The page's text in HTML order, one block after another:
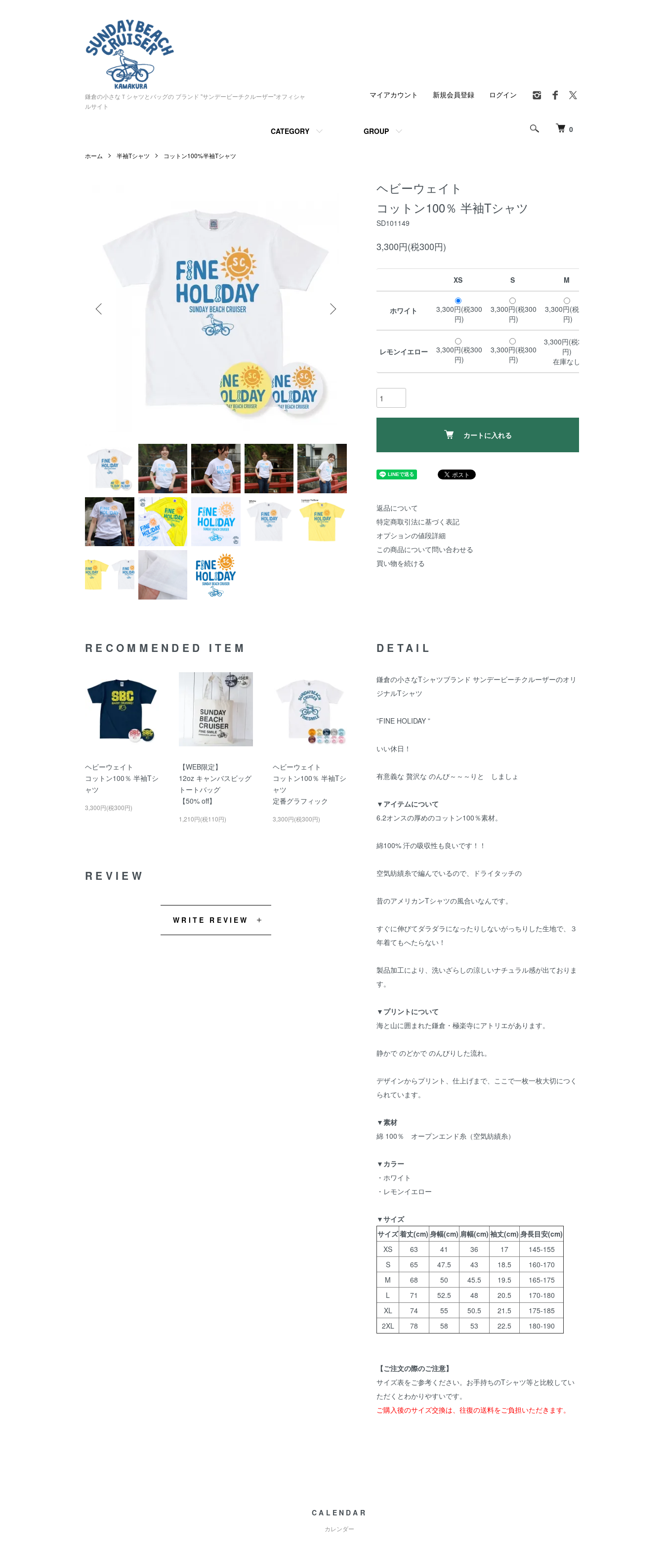
鎌倉の小さなＴシャツとバッグの ブランド "サンデービーチクルーザー"オフィシャ
ルサイト
0
CATEGORY GROUP
マイアカウント 新規会員登録 ログイン
ホーム 半袖Tシャツ コットン100%半袖Tシャツ
ヘビーウェイト
コットン100％ 半袖Tシャツ
SD101149
3,300円(税300円)
XS S M
ホワイト
3,300円(税300
円)
3,300円(税300
円)
3,300円(税300
円)
レモンイエロー
3,300円(税300
円)
3,300円(税300
円)
3,300円(税300
円)
在庫なし
カートに入れる
返品について
特定商取引法に基づく表記
オプションの値段詳細
この商品について問い合わせる
買い物を続ける
DETAIL
鎌倉の小さなTシャツブランド サンデービーチクルーザーのオリ
ジナルTシャツ
”FINE HOLIDAY ”
いい休日！
有意義な 贅沢な のんび～～～りと しましょ
▼アイテムについて
6.2オンスの厚めのコットン100％素材。
綿100% 汗の吸収性も良いです！！
空気紡績糸で編んでいるので、ドライタッチの
昔のアメリカンTシャツの風合いなんです。
すぐに伸びてダラダラになったりしないがっちりした生地で、３
年着てもへたらない！
製品加工により、洗いざらしの涼しいナチュラル感が出ておりま
す。
▼プリントについて
海と山に囲まれた鎌倉・極楽寺にアトリエがあります。
静かで のどかで のんびりした流れ。
デザインからプリント、仕上げまで、ここで一枚一枚大切につく
られています。
▼素材
綿 100％ オープンエンド糸（空気紡績糸）
▼カラー
・ホワイト
・レモンイエロー
▼サイズ
サイズ着丈(cm) 身幅(cm) 肩幅(cm) 袖丈(cm) 身長目安(cm)
XS
63 41 36 17
145-155
S
65 47.5 43 18.5
160-170
M
68 50 45.5 19.5
165-175
L
71 52.5 48 20.5
170-180
XL
74 55 50.5 21.5
175-185
2XL
78 58 53 22.5 180-190
【ご注文の際のご注意】
サイズ表をご参考ください。お手持ちのTシャツ等と比較してい
ただくとわかりやすいです。
ご購入後のサイズ交換は、往復の送料をご負担いただきます。
RECOMMENDED ITEM
ヘビーウェイト
コットン100％ 半袖Tシ
ャツ
3,300円(税300円)
【WEB限定】
12oz キャンバスビッグ
トートバッグ
【50% off】
1,210円(税110円)
ヘビーウェイト
コットン100％ 半袖Tシ
ャツ
定番グラフィック
3,300円(税300円)
REVIEW
WRITE REVIEW
CALENDAR
カレンダー